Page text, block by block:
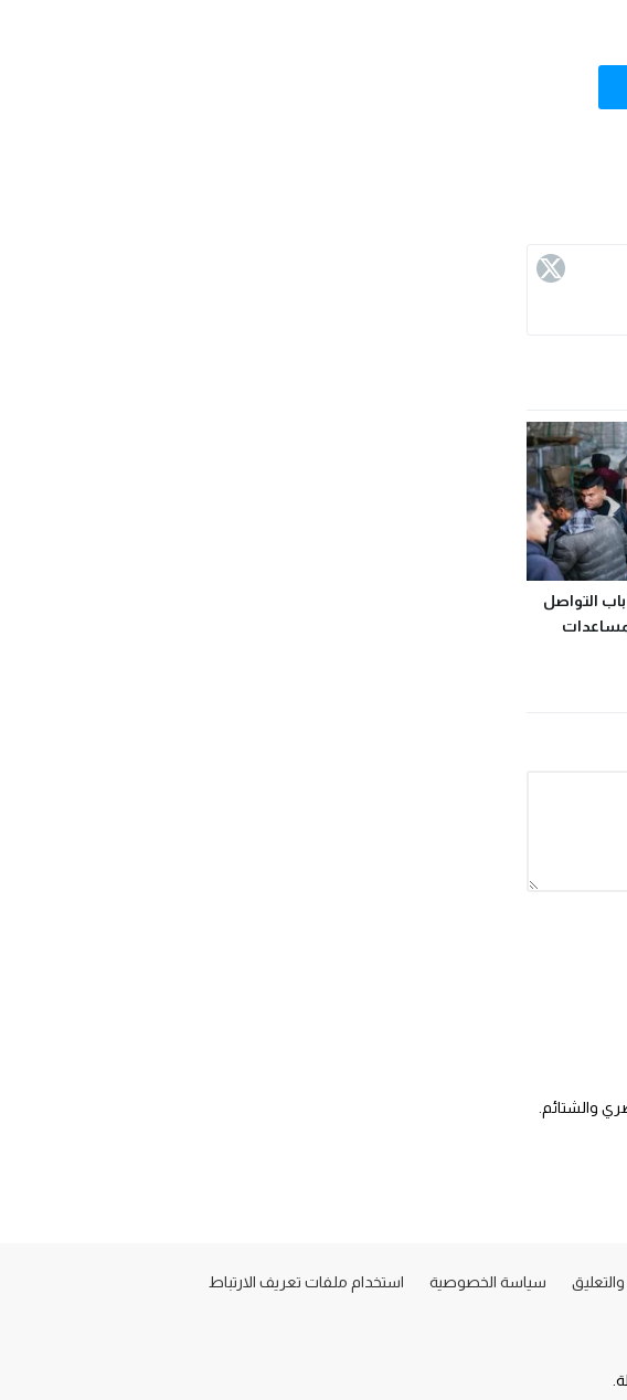
باب التواصل
والشتائم.
سياسة الخصوصية استخدام ملفات تعريف الارتباط